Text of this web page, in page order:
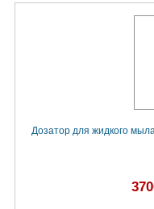
Дозатор для жидкого